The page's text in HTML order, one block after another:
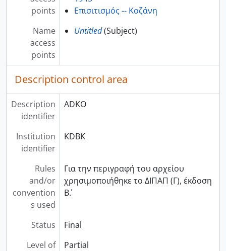
points
Επισιτισμός -- Κοζάνη
Name
access
points
Untitled(Subject)
Description control area
Description
identifier
ADKO
Institution
identifier
KDBK
Rules
and/or
convention
s used
Για την περιγραφή του αρχείου
χρησιµοποιήθηκε το ∆ΙΠΑΠ (Γ), έκδοση
Β΄.
Status
Final
Level of
Partial